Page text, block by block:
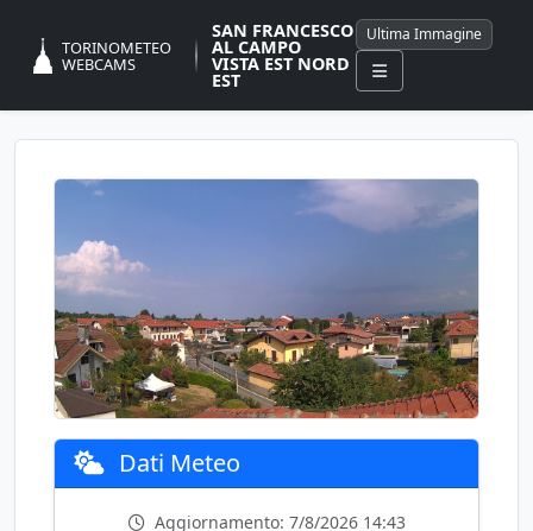
TORINOMETEO
WEBCAMS
SAN FRANCESCO
AL CAMPO
VISTA EST NORD
EST
Ultima Immagine
Dati Meteo
Aggiornamento: 7/8/2026 14:43